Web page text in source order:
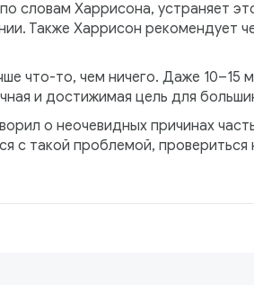
словам Харрисона, устраняет
Также Харрисон рекомендует
что-то, чем ничего. Даже 10–15
и достижимая цель для
о неочевидных причинах
с такой проблемой, провериться